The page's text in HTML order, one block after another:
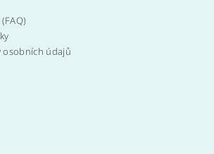
osobních údajů